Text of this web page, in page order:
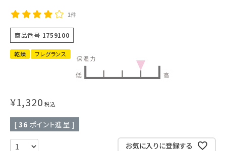
1件
商品番号 1759100
乾燥 フレグランス
¥1,320 税込
[ 36 ポイント進呈 ]
お気に入りに登録する